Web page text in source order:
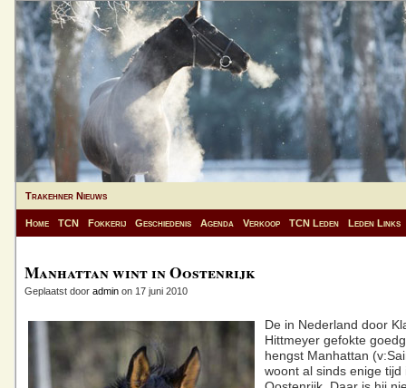
Trakehner Nieuws
Home TCN Fokkerij Geschiedenis Agenda Verkoop TCN Leden Leden Links
Manhattan wint in Oostenrijk
Geplaatst door admin on 17 juni 2010
De in Nederland door
Hittmeyer gefokte
hengst Manhattan
woont al sinds enige tijd